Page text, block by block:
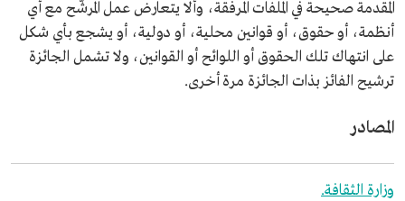
المقدمة صحيحة في الملفات المرفقة، وألا يتعارض عمل المرشّح مع أي
أنظمة، أو حقوق، أو قوانين محلية، أو دولية، أو يشجع بأي شكل
على انتهاك تلك الحقوق أو اللوائح أو القوانين، ولا تشمل الجائزة
ترشيح الفائز بذات الجائزة مرة أخرى.
المصادر
وزارة الثقافة.